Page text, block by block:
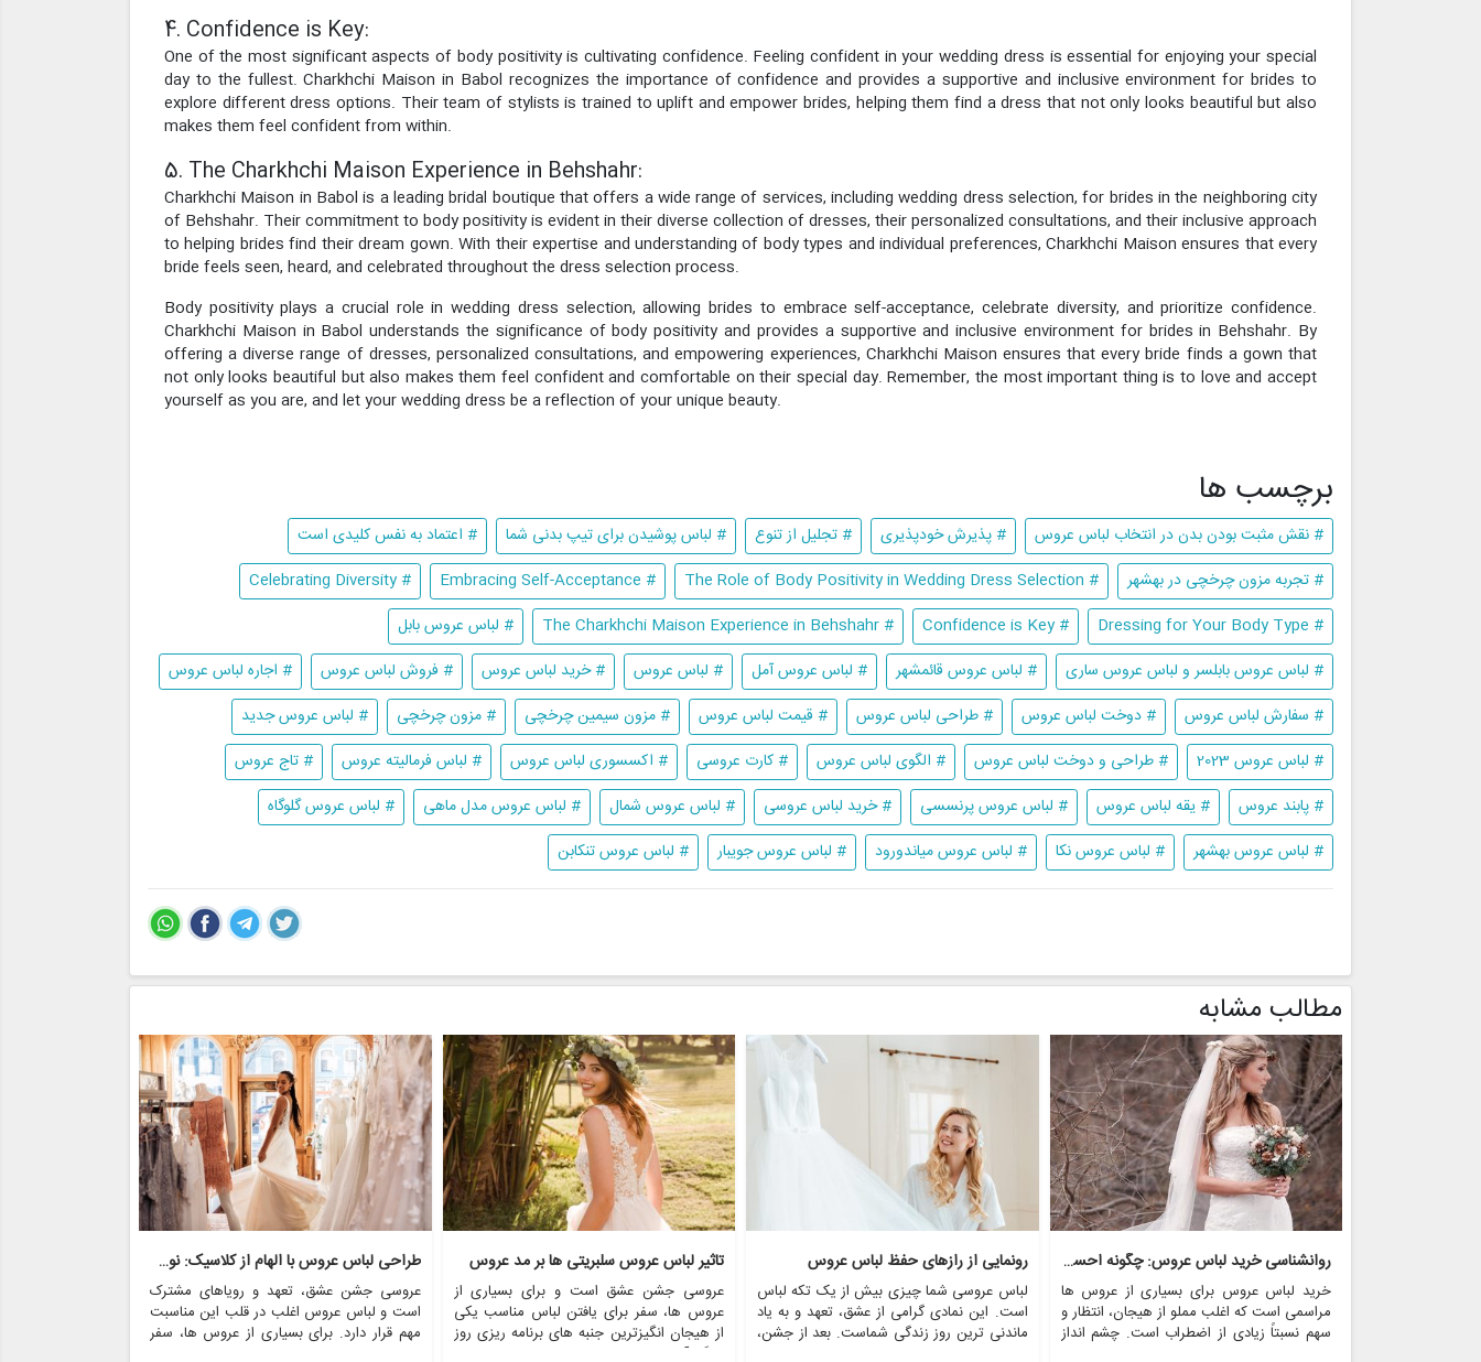
4. Confidence is Key:
One of the most significant aspects of body positivity is cultivating confidence. Feeling confident in your wedding dress is essential for enjoying your special
day to the fullest. Charkhchi Maison in Babol recognizes the importance of confidence and provides a supportive and inclusive environment for brides to
explore different dress options. Their team of stylists is trained to uplift and empower brides, helping them find a dress that not only looks beautiful but also
makes them feel confident from within.
5. The Charkhchi Maison Experience in Behshahr:
Charkhchi Maison in Babol is a leading bridal boutique that offers a wide range of services, including wedding dress selection, for brides in the neighboring city
of Behshahr. Their commitment to body positivity is evident in their diverse collection of dresses, their personalized consultations, and their inclusive approach
to helping brides find their dream gown. With their expertise and understanding of body types and individual preferences, Charkhchi Maison ensures that every
bride feels seen, heard, and celebrated throughout the dress selection process.
Body positivity plays a crucial role in wedding dress selection, allowing brides to embrace self-acceptance, celebrate diversity, and prioritize confidence.
Charkhchi Maison in Babol understands the significance of body positivity and provides a supportive and inclusive environment for brides in Behshahr. By
offering a diverse range of dresses, personalized consultations, and empowering experiences, Charkhchi Maison ensures that every bride finds a gown that
not only looks beautiful but also makes them feel confident and comfortable on their special day. Remember, the most important thing is to love and accept
yourself as you are, and let your wedding dress be a reflection of your unique beauty.
برچسب ها
# نقش مثبت بودن بدن در انتخاب لباس عروس # پذیرش خودپذیری # تجلیل از تنوع # لباس پوشیدن برای تیپ بدنی شما
# اعتماد به نفس کلیدی است
# تجربه مزون چرخچی در بهشهر
# The Role of Body Positivity in Wedding Dress Selection
# Embracing Self-Acceptance
# Celebrating Diversity
# Dressing for Your Body Type
# Confidence is Key
# The Charkhchi Maison Experience in Behshahr
# لباس عروس بابل
# لباس عروس بابلسر و لباس عروس ساری
# لباس عروس قائمشهر # لباس عروس آمل # لباس عروس # خرید لباس عروس # فروش لباس عروس
# اجاره لباس عروس
# سفارش لباس عروس
# دوخت لباس عروس # طراحی لباس عروس # قیمت لباس عروس # مزون سیمین چرخچی # مزون چرخچی
# لباس عروس جدید
# لباس عروس 2023
# طراحی و دوخت لباس عروس # الگوی لباس عروس # کارت عروسی # اکسسوری لباس عروس # لباس فرمالیته عروس
# تاج عروس
# پابند عروس
# یقه لباس عروس # لباس عروس پرنسسی # خرید لباس عروسی # لباس عروس شمال # لباس عروس مدل ماهی
# لباس عروس گلوگاه
# لباس عروس بهشهر
# لباس عروس نکا # لباس عروس میاندورود # لباس عروس جویبار # لباس عروس تنکابن
مطالب مشابه
روانشناسی خرید لباس عروس: چگونه احساسات بر تصمیم گیری تأثیر می گذارد
خرید لباس عروس برای بسیاری از عروس ها
مراسمی است که اغلب مملو از هیجان، انتظار و
سهم نسبتاً زیادی از اضطراب است. چشم انداز
رونمایی از رازهای حفظ لباس عروس
لباس عروسی شما چیزی بیش از یک تکه لباس
است. این نمادی گرامی از عشق، تعهد و به یاد
ماندنی ترین روز زندگی شماست. بعد از جشن،
تاثیر لباس عروس سلبریتی ها بر مد عروس
عروسی جشن عشق است و برای بسیاری از
عروس ها، سفر برای یافتن لباس مناسب یکی
از هیجان انگیزترین جنبه های برنامه ریزی روز
بزرگ آنهاست. در طول سال ها، عروسی های
طراحی لباس عروس با الهام از کلاسیک: نوستالژی با مدرنیته روبرو می شود
عروسی جشن عشق، تعهد و رویاهای مشترک
است و لباس عروس اغلب در قلب این مناسبت
مهم قرار دارد. برای بسیاری از عروس ها، سفر